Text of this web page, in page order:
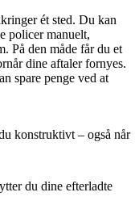
ét sted. Du kan
policer manuelt,
På den måde får du et
dine aftaler fornyes.
spare penge ved at
konstruktivt – også når
du dine efterladte